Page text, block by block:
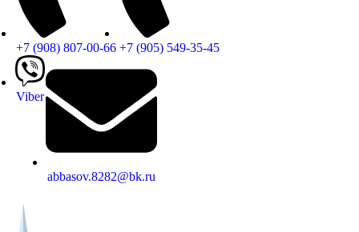
+7 (908) 807-00-66 +7 (905) 549-35-45
Viber
abbasov.8282@bk.ru